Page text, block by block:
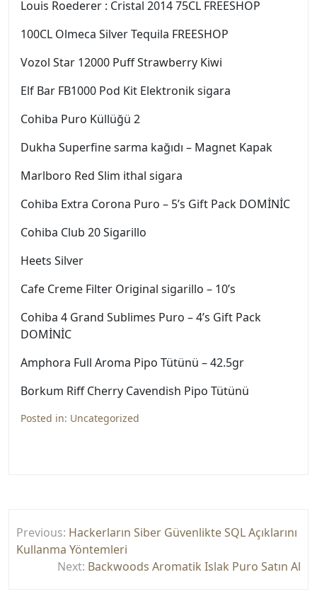
Louis Roederer : Cristal 2014 75CL FREESHOP
100CL Olmeca Silver Tequila FREESHOP
Vozol Star 12000 Puff Strawberry Kiwi
Elf Bar FB1000 Pod Kit Elektronik sigara
Cohiba Puro Küllüğü 2
Dukha Superfine sarma kağıdı – Magnet Kapak
Marlboro Red Slim ithal sigara
Cohiba Extra Corona Puro – 5’s Gift Pack DOMİNİC
Cohiba Club 20 Sigarillo
Heets Silver
Cafe Creme Filter Original sigarillo – 10’s
Cohiba 4 Grand Sublimes Puro – 4’s Gift Pack
DOMİNİC
Amphora Full Aroma Pipo Tütünü – 42.5gr
Borkum Riff Cherry Cavendish Pipo Tütünü
Posted in: Uncategorized
gezinmesi
Previous: Hackerların Siber Güvenlikte SQL Açıklarını
Kullanma Yöntemleri
Next: Backwoods Aromatik Islak Puro Satın Al